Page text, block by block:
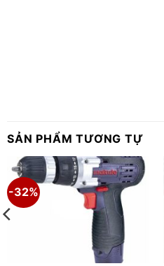
SẢN PHẨM TƯƠNG TỰ
-32%